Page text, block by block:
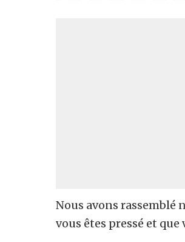
Nous avons rassemblé
vous êtes pressé et